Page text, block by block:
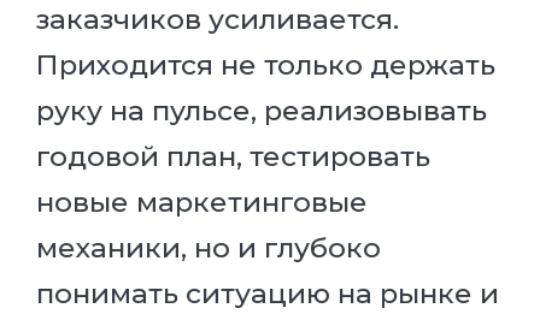
заказчиков усиливается.
Приходится не только держать
руку на пульсе, реализовывать
годовой план, тестировать
новые маркетинговые
механики, но и глубоко
понимать ситуацию на рынке и